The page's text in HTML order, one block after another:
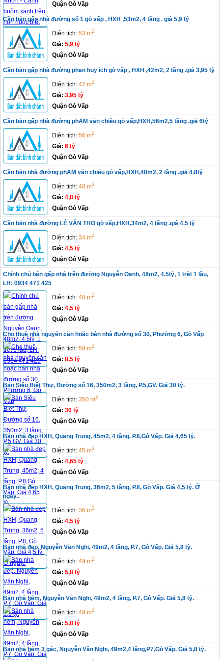
Quận Gò Vấp
Cần bán gấp nhà đường số 1 gò vấp , HXH ,53m2, 4 tầng . giá 5,9 tỷ
Diện tích: 53 m2
Giá: 5,9 tỷ
Quận Gò Vấp
Cần bán gấp nhà đường phan huy ích gò vấp , HXH ,42m2, 2 tầng .giá 3,95 tỷ
Diện tích: 42 m2
Giá: 3,95 tỷ
Quận Gò Vấp
Cần bán gấp nhà đường phẠM văn chiêu gò vấp,HXH,56m2,5 tầng .giá 6tỷ
Diện tích: 56 m2
Giá: 6 tỷ
Quận Gò Vấp
Cần bán nhà đường phẠM văn chiêu gò vấp,HXH,48m2, 2 tầng .giá 4.8tỷ
Diện tích: 48 m2
Giá: 4,8 tỷ
Quận Gò Vấp
Cần bán nhà đường LÊ VĂN THỌ gò vấp,HXH,34m2, 4 tầng .giá 4.5 tỷ
Diện tích: 34 m2
Giá: 4,5 tỷ
Quận Gò Vấp
Chính chủ bán gấp nhà trên đường Nguyễn Oanh, 48m2, 4.5tỷ, 1 trệt 1 lầu,
LH: 0934 471 425
Diện tích: 48 m2
Giá: 4,5 tỷ
Quận Gò Vấp
Cho thuê nhà nguyên căn hoặc bán nhà đường số 30, Phường 6, Gò Vấp
Diện tích: 59 m2
Giá: 8,5 tỷ
Quận Gò Vấp
Bán Siêu Biệt Thự, Đường số 16, 350m2, 3 tầng, P.5,GV. Giá 30 tỷ.
Diện tích: 350 m2
Giá: 30 tỷ
Quận Gò Vấp
Bán nhà đẹp HXH, Quang Trung, 45m2, 4 tầng, P.8,Gò Vấp. Giá 4,65 tỷ.
Diện tích: 45 m2
Giá: 4,65 tỷ
Quận Gò Vấp
Bán nhà đẹp HXH, Quang Trung, 36m2, 5 tầng, P.8, Gò Vấp. Giá 4,5 tỷ. Ở
ngay..
Diện tích: 36 m2
Giá: 4,5 tỷ
Quận Gò Vấp
Bán nhà đẹp, Nguyễn Văn Nghi, 49m2, 4 tầng, P.7, Gò Vấp. Giá 5,8 tỷ.
Diện tích: 49 m2
Giá: 5,8 tỷ
Quận Gò Vấp
Bán nhà hẻm, Nguyễn Văn Nghi, 49m2, 4 tầng, P.7, Gò Vấp. Giá 5,8 tỷ.
Diện tích: 49 m2
Giá: 5,8 tỷ
Quận Gò Vấp
Bán nhà hẻm 3 gác, Nguyễn Văn Nghi, 49m2,4 tầng,P7,Gò Vấp. Giá 5,8 tỷ.